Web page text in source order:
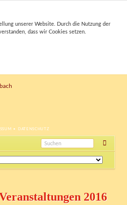
unserer Website. Durch die Nutzung der
dass wir Cookies setzen.
DATENSCHUTZ
2016